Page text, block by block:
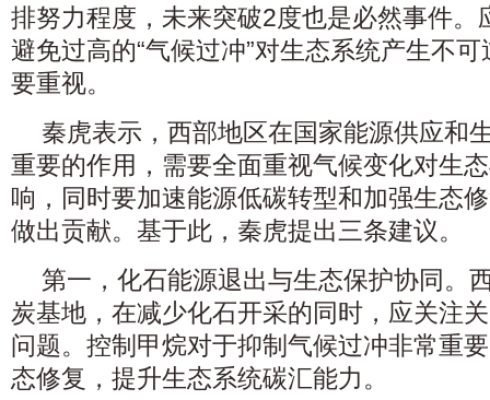
排努力程度，未来突破2度也是必然事件。
避免过高的“气候过冲”对生态系统产生不
要重视。
秦虎表示，西部地区在国家能源供应和
重要的作用，需要全面重视气候变化对生
响，同时要加速能源低碳转型和加强生态
做出贡献。基于此，秦虎提出三条建议。
第一，化石能源退出与生态保护协同。
炭基地，在减少化石开采的同时，应关注
问题。控制甲烷对于抑制气候过冲非常重
态修复，提升生态系统碳汇能力。